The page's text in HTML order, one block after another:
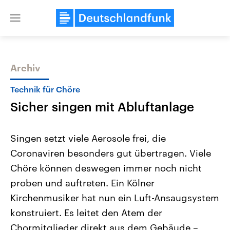
Close
Themen
Landtagswahl Sachsen-Anhalt
2026
Alle Informationen
Sachsen-Anhalt wählt am 6.
September 2026 einen neuen
Bundesland von einer Koalition aus
USA
Aktuelle Beiträge,
Hintergründe
Wirtschaftlich und
gehören die Vereinigten
mit großem Einfluss auf
Archiv
Technik für Chöre
Sicher singen mit Abluftanlage
Singen setzt viele Aerosole frei, die
Coronaviren besonders gut übertragen. Viele
Chöre können deswegen immer noch nicht
proben und auftreten. Ein Kölner
Kirchenmusiker hat nun ein Luft-Ansaugsystem
konstruiert. Es leitet den Atem der
Chormitglieder direkt aus dem Gebäude –